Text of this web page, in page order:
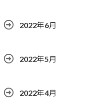
2022年6月
2022年5月
2022年4月